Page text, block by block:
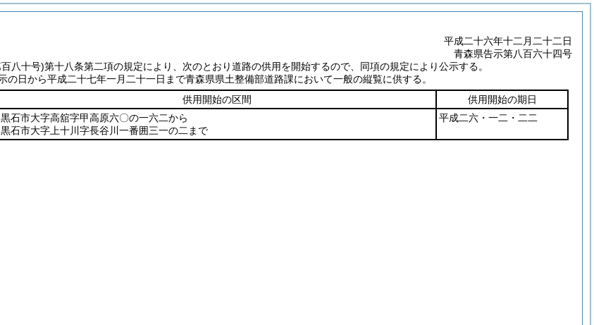
平成二十六年十二月二十二日
青森県告示第八百六十四号
八十号)第十八条第二項の規定により、次のとおり道路の供用を開始するので、同項の規定により公示する。
の日から平成二十七年一月二十一日まで青森県県土整備部道路課において一般の縦覧に供する。
供用開始の区間
供用開始の期日
黒石市大字高舘字甲高原六〇の一六二から
黒石市大字上十川字長谷川一番囲三一の二まで
平成二六・一二・二二